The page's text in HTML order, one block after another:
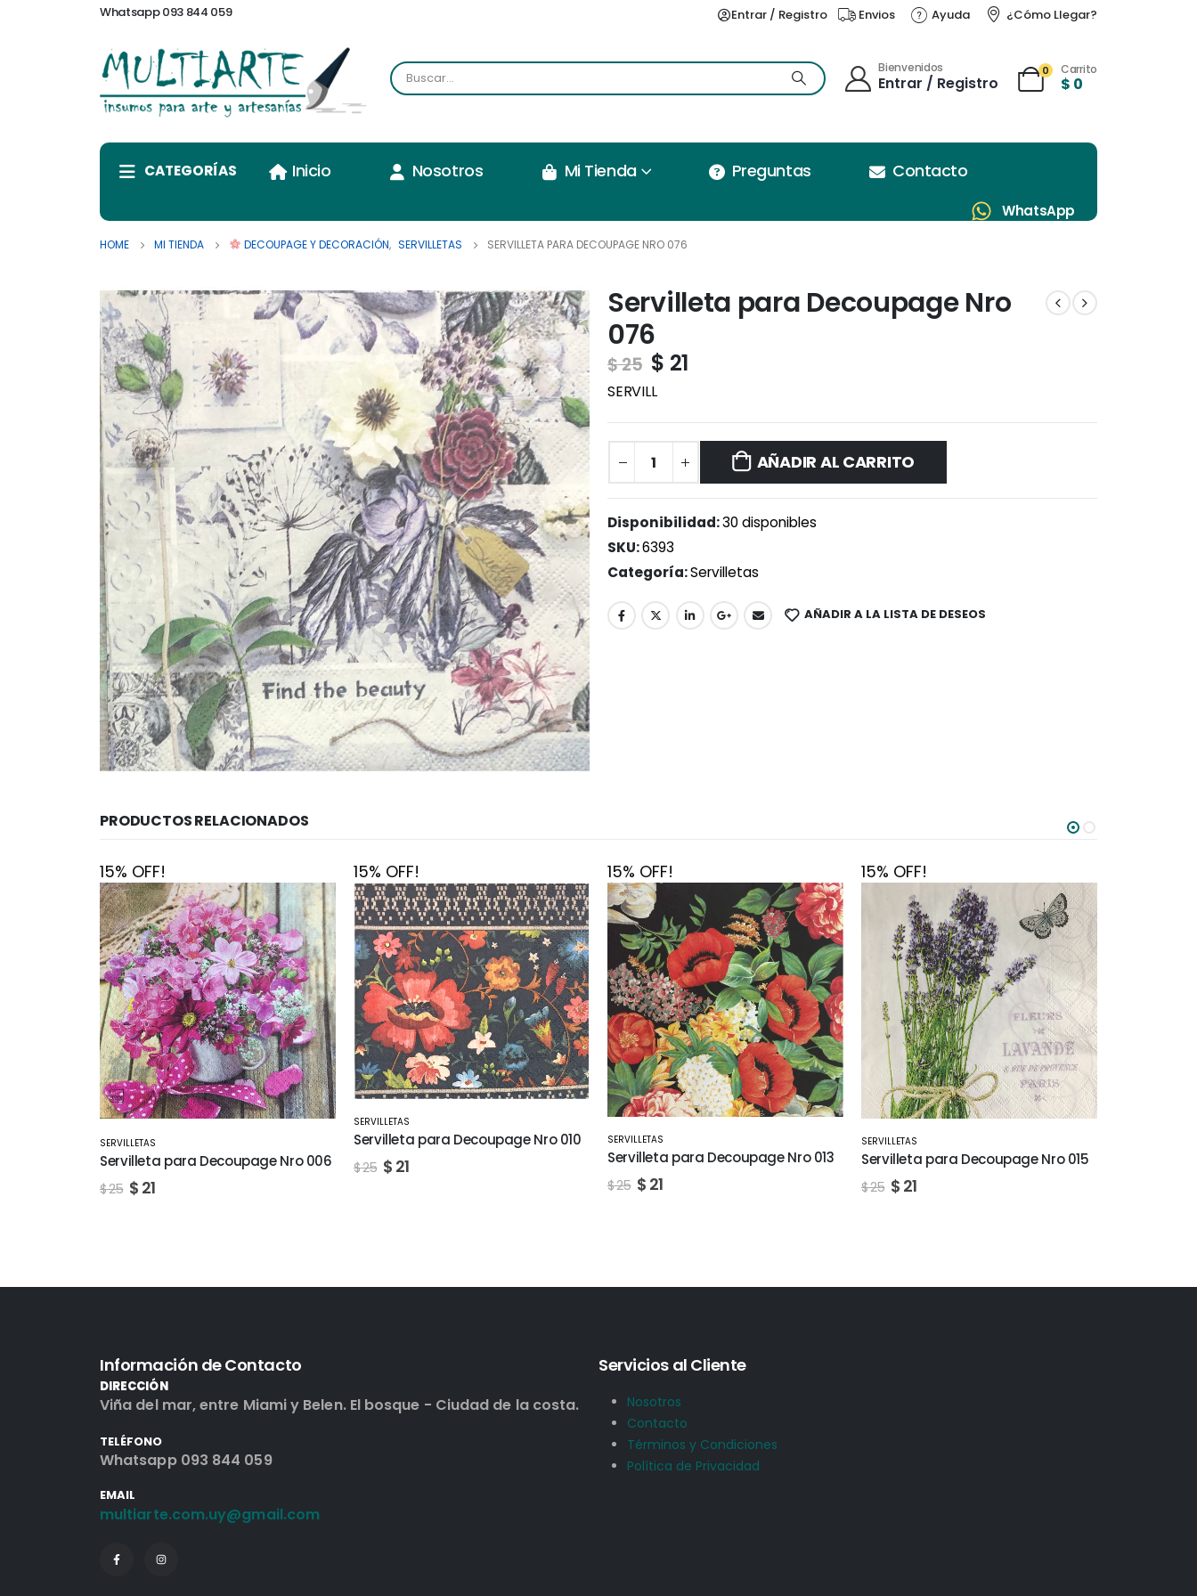
Whatsapp 093 844 059 Entrar / Registro Envios Ayuda ¿Cómo Llegar?
Bienvenidos
Entrar / Registro
0 Carrito
$ 0
CATEGORÍAS Inicio Nosotros Mi Tienda Preguntas Contacto
WhatsApp
HOME MI TIENDA DECOUPAGE Y DECORACIÓN, SERVILLETAS SERVILLETA PARA DECOUPAGE NRO 076
Servilleta para Decoupage Nro
076
$25 $ 21
SERVILL
AÑADIR AL CARRITO
Disponibilidad:30 disponibles
SKU:6393
Categoría:Servilletas
AÑADIR A LA LISTA DE DESEOS
PRODUCTOS RELACIONADOS
15% OFF!
SERVILLETAS
Servilleta para Decoupage Nro 010
$25 $21
15% OFF!
SERVILLETAS
Servilleta para Decoupage Nro 013
15% OFF!
SERVILLETAS
Servilleta para Decoupage Nro 015
$25 $ 21
15% OFF!
Servilleta para Decoupage Nro 024
$21
Información de Contacto
DIRECCIÓN
Viña del mar, entre Miami y Belen. El bosque - Ciudad de la costa.
TELÉFONO
Whatsapp 093 844 059
EMAIL
multiarte.com.uy@gmail.com
Servicios al Cliente
Nosotros
Contacto
Términos y Condiciones
Política de Privacidad